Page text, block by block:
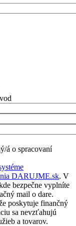
á o spracovaní
DARUJME.sk. V
bezpečne vyplníte
mail o dare.
poskytuje finančný
sa nevzťahujú
a tovarov.